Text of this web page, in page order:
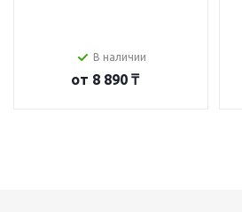
В наличии
от 8 890 ₸